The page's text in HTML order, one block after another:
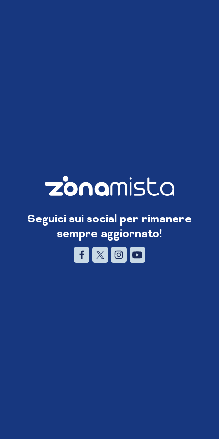
Seguici sui social per rimanere
sempre aggiornato!